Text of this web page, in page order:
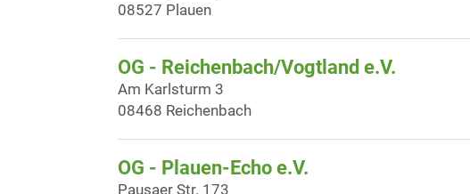
08527 Plauen
OG - Reichenbach/Vogtland e.V.
Am Karlsturm 3
08468 Reichenbach
OG - Plauen-Echo e.V.
Pausaer Str. 173